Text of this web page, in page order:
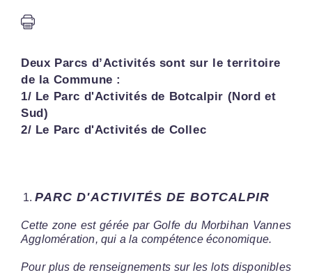
Deux Parcs d’Activités sont sur le territoire
de la Commune :
1/ Le Parc d'Activités de Botcalpir (Nord et
Sud)
2/ Le Parc d'Activités de Collec
PARC D'ACTIVITÉS DE BOTCALPIR
Cette zone est gérée par Golfe du Morbihan Vannes
Agglomération, qui a la compétence économique.
Pour plus de renseignements sur les lots disponibles